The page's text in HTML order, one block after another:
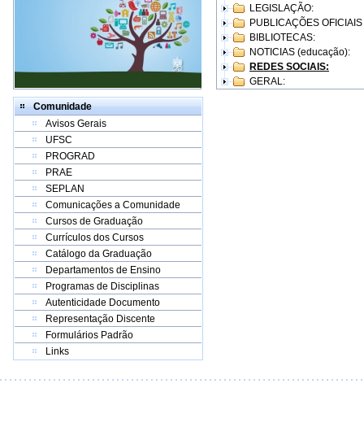
Comunidade
Avisos Gerais
UFSC
PROGRAD
PRAE
SEPLAN
Comunicações a Comunidade
Cursos de Graduação
Currículos dos Cursos
Catálogo da Graduação
Departamentos de Ensino
Programas de Disciplinas
Autenticidade Documento
Representação Discente
Formulários Padrão
Links
LEGISLAÇÃO:
PUBLICAÇÕES
BIBLIOTECAS:
NOTICIAS (educação):
REDES SOCIAIS:
GERAL: